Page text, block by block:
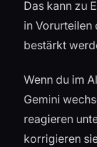
Das kann zu
in Vorurteilen
bestärkt
Wenn du im
Gemini
reagieren
korrigieren